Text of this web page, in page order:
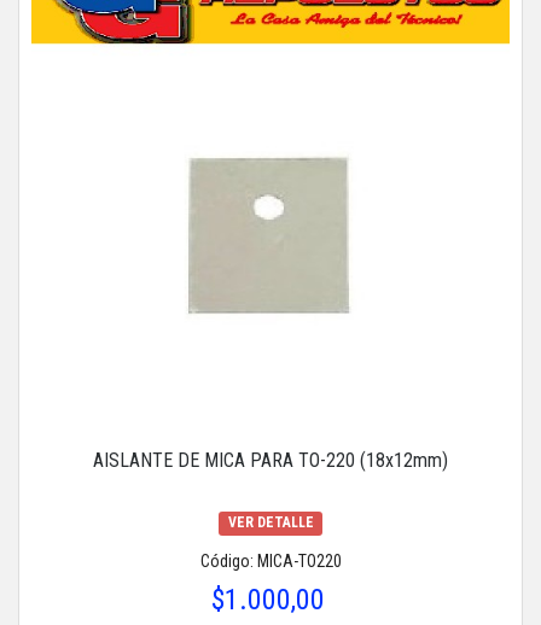
AISLANTE DE MICA PARA TO-220 (18x12mm)
VER DETALLE
Código: MICA-TO220
$1.000,00